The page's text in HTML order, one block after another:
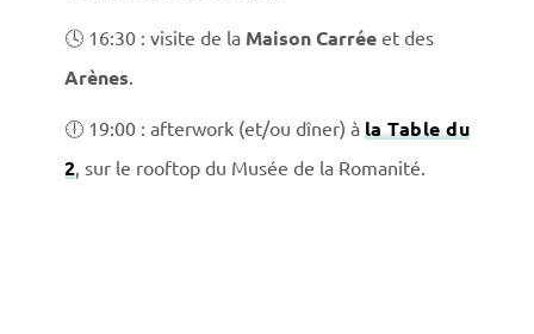
🕓 16:30 : visite de la Maison Carréeet des
Arènes
🕕 19:00 : afterwork (et/ou dîner) à la Table du
2 , sur le rooftop du Musée de la Romanité.